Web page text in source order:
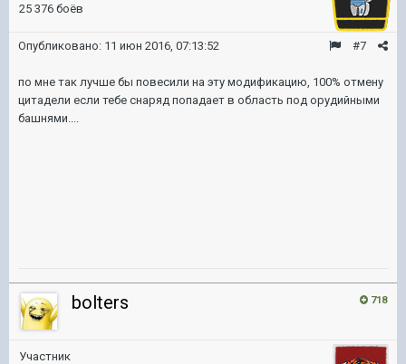
25 376 боёв
#7
Опубликовано: 11 июн 2016, 07:13:52
по мне так лучше бы повесили на эту модификацию, 100% отмену
цитадели если тебе снаряд попадает в область под орудийными
башнями....
718
bolters
Участник